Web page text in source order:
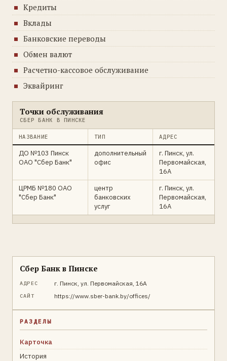
Кредиты
Вклады
Банковские переводы
Обмен валют
Расчетно-кассовое обслуживание
Эквайринг
Точки обслуживания
СБЕР БАНК В ПИНСКЕ
НАЗВАНИЕ ТИП АДРЕС
ДО №103 Пинск
ОАО "Сбер Банк"
дополнительный
офис
г. Пинск, ул.
Первомайская,
16А
ЦРМБ №180 ОАО
"Сбер Банк"
центр
банковских
услуг
г. Пинск, ул.
Первомайская,
16А
Сбер Банк в Пинске
АДРЕС г. Пинск, ул. Первомайская, 16А
САЙТ https://www.sber-bank.by/offices/
РАЗДЕЛЫ
Карточка
История